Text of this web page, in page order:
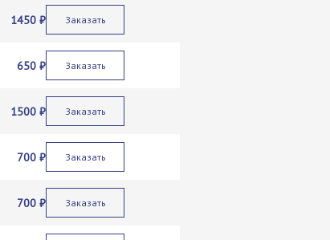
1450 ₽ Заказать
650 ₽ Заказать
1500 ₽ Заказать
700 ₽ Заказать
700 ₽ Заказать